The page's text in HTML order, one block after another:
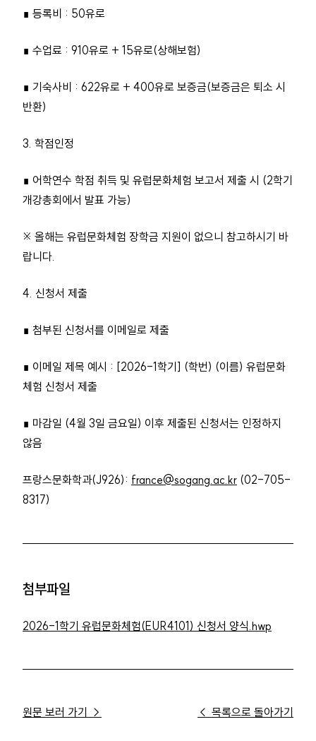
∎ 등록비 : 50유로
∎ 수업료 : 910유로 + 15유로(상해보험)
∎ 기숙사비 : 622유로 + 400유로 보증금(보증금은 퇴소 시
반환)
3. 학점인정
∎ 어학연수 학점 취득 및 유럽문화체험 보고서 제출 시 (2학기
개강총회에서 발표 가능)
※ 올해는 유럽문화체험 장학금 지원이 없으니 참고하시기 바
랍니다.
4. 신청서 제출
∎ 첨부된 신청서를 이메일로 제출
∎ 이메일 제목 예시 : [2026-1학기] (학번) (이름) 유럽문화
체험 신청서 제출
∎ 마감일 (4월 3일 금요일) 이후 제출된 신청서는 인정하지
않음
프랑스문화학과(J926): france@sogang.ac.kr (02-705-
8317)
첨부파일
2026-1학기 유럽문화체험(EUR4101) 신청서 양식.hwp
원문 보러 가기 → ← 목록으로 돌아가기